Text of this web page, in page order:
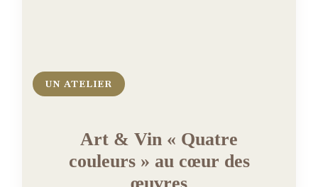
UN ATELIER
Art & Vin « Quatre
couleurs » au cœur des